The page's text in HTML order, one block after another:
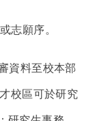
志願序。
資料至校本部
校區可於研究